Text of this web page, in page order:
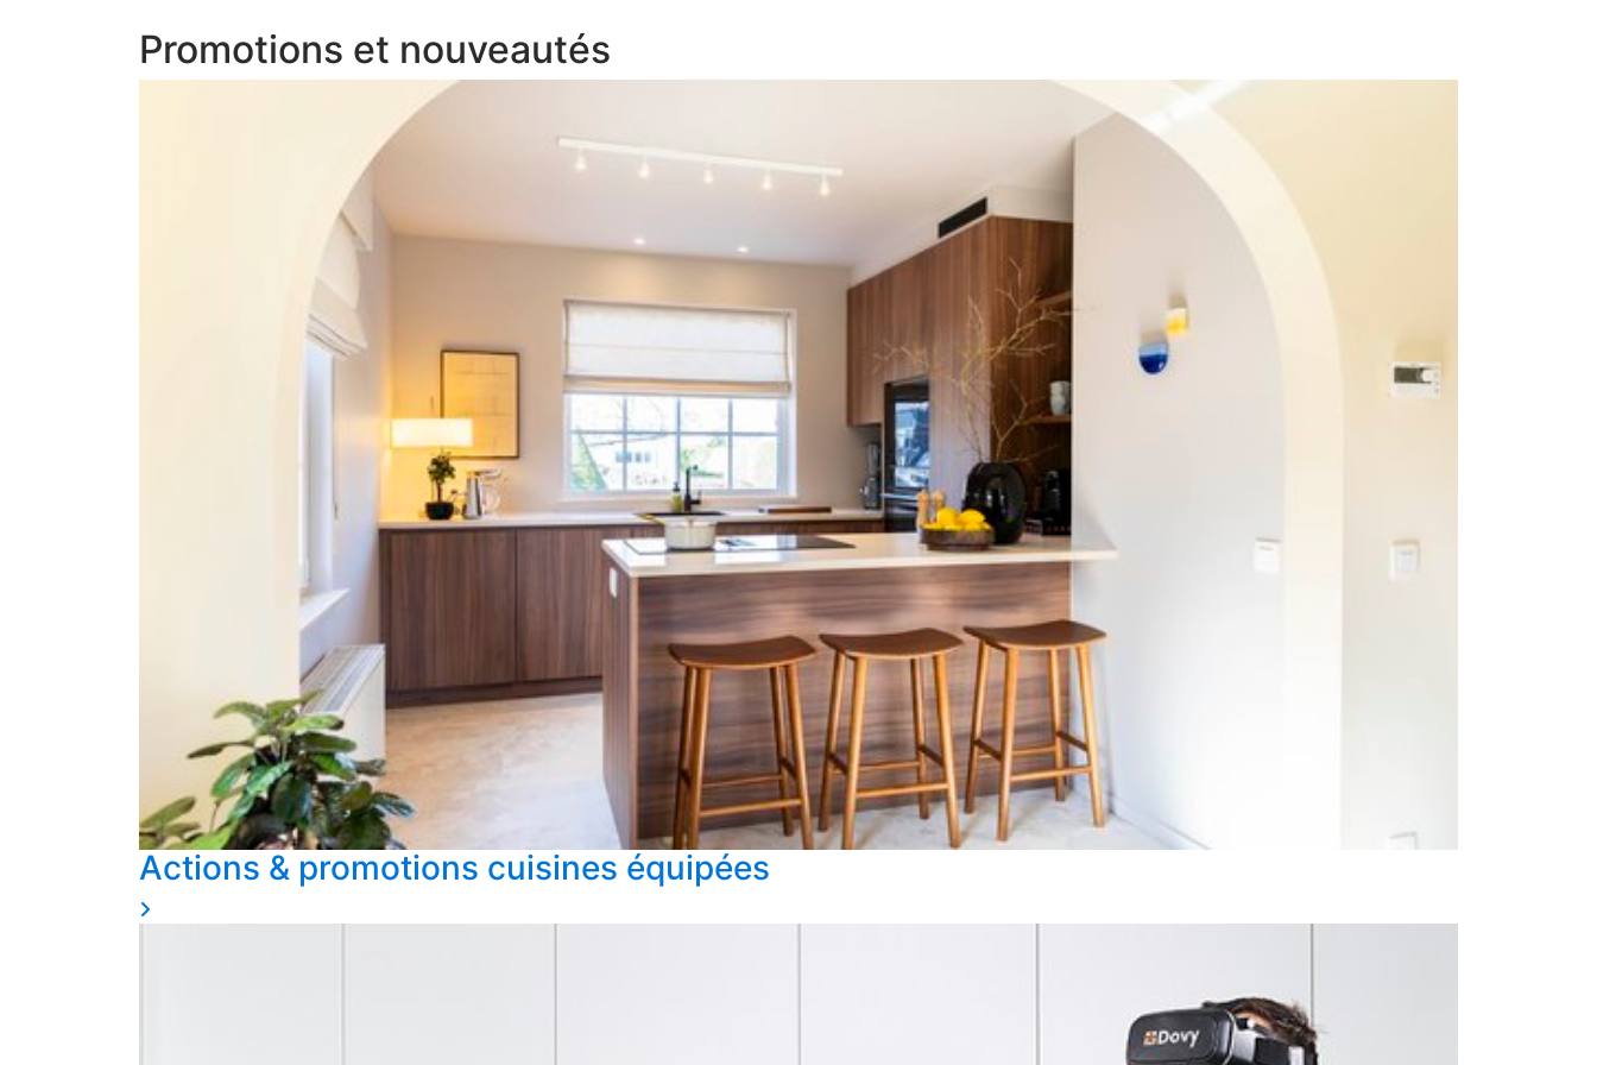
Promotions et nouveautés
Actions & promotions cuisines équipées